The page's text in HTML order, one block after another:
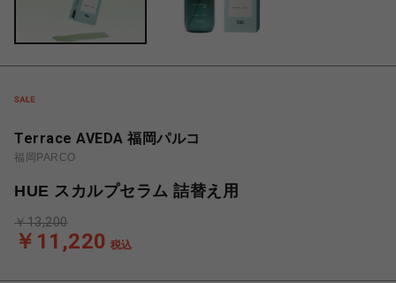
Terrace AVEDA 福岡パルコ
福岡PARCO
HUE スカルプセラム 詰替え用
￥11,220 税込
￥13,200